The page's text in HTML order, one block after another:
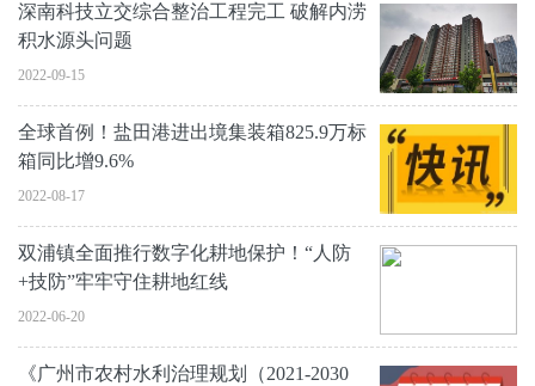
深南科技立交综合整治工程完工 破解内涝
积水源头问题
2022-09-15
全球首例！盐田港进出境集装箱825.9万标
箱同比增9.6%
2022-08-17
双浦镇全面推行数字化耕地保护！“人防
+技防”牢牢守住耕地红线
2022-06-20
《广州市农村水利治理规划（2021-2030